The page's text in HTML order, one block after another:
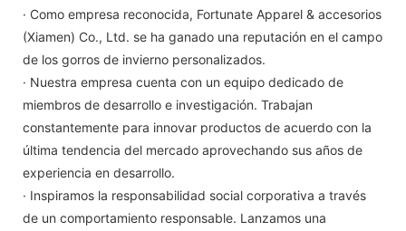
· Como empresa reconocida, Fortunate Apparel & accesorios
(Xiamen) Co., Ltd. se ha ganado una reputación en el campo
de los gorros de invierno personalizados.
· Nuestra empresa cuenta con un equipo dedicado de
miembros de desarrollo e investigación. Trabajan
constantemente para innovar productos de acuerdo con la
última tendencia del mercado aprovechando sus años de
experiencia en desarrollo.
· Inspiramos la responsabilidad social corporativa a través
de un comportamiento responsable. Lanzamos una